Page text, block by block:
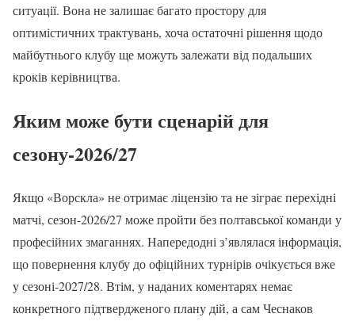
ситуації. Вона не залишає багато простору для
оптимістичних трактувань, хоча остаточні рішення щодо
майбутнього клубу ще можуть залежати від подальших
кроків керівництва.
Яким може бути сценарій для
сезону-2026/27
Якщо «Ворскла» не отримає ліцензію та не зіграє перехідні
матчі, сезон-2026/27 може пройти без полтавської команди у
професійних змаганнях. Напередодні з’являлася інформація,
що повернення клубу до офіційних турнірів очікується вже
у сезоні-2027/28. Втім, у наданих коментарях немає
конкретного підтвердженого плану дій, а сам Чеснаков